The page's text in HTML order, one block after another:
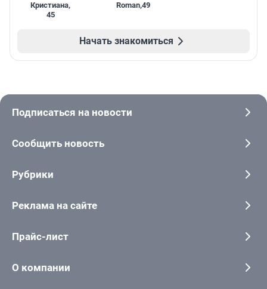
Кристиана,
45
Roman,49
Начать знакомиться
Подписаться на новости
Сообщить новость
Рубрики
Реклама на сайте
Прайс-лист
О компании